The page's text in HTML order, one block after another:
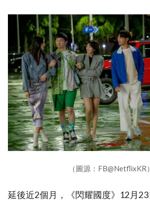
（圖源：FB@NetflixKR）
延後近2個月，《閃耀國度》12月